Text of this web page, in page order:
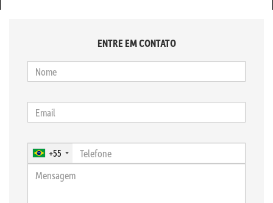
ENTRE EM CONTATO
+55